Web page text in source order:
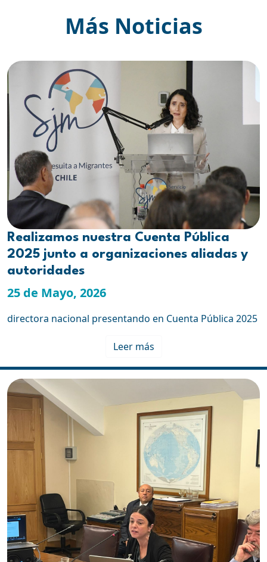
Más Noticias
Realizamos nuestra Cuenta Pública
2025 junto a organizaciones aliadas y
autoridades
25 de Mayo, 2026
directora nacional presentando en Cuenta Pública 2025
Leer más